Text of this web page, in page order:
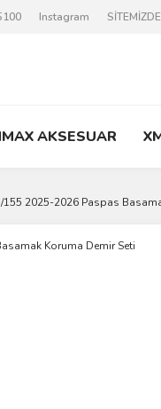
Instagram
AKSESUAR
155 2025-2026 Paspas